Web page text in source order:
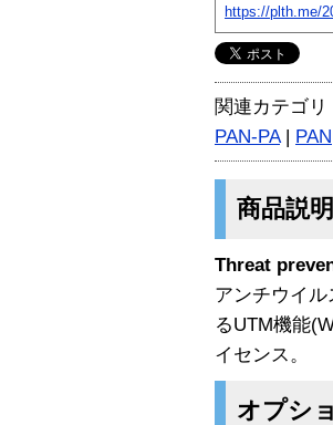
https://plth.me/
関連カテゴリ
PAN-PA| PAN
商品説明
Threat
アンチウイ
るUTM機能
イセンス。
オプシ